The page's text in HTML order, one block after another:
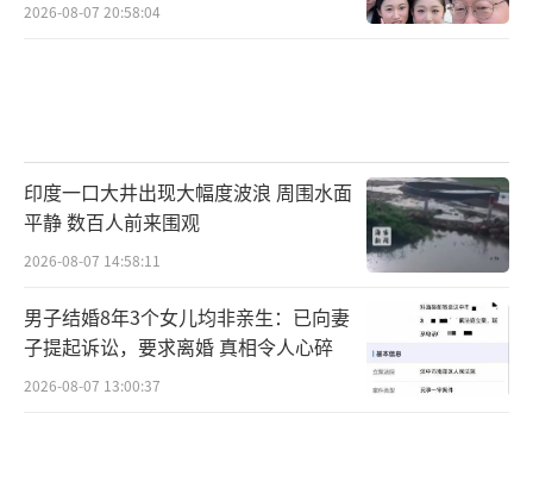
2026-08-07 20:58:04
印度一口大井出现大幅度波浪 周围水面
平静 数百人前来围观
2026-08-07 14:58:11
男子结婚8年3个女儿均非亲生：已向妻
子提起诉讼，要求离婚 真相令人心碎
2026-08-07 13:00:37